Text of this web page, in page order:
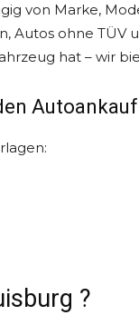
von Marke,
Autos ohne TÜV
hat – wir
?